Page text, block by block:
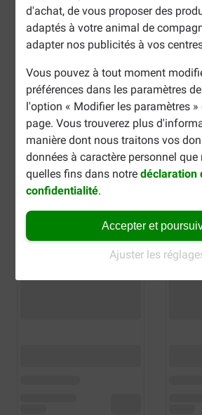
d'achat, de vous proposer des
adaptés à votre animal de
adapter nos publicités à vos
Vous pouvez à tout moment
préférences dans les paramètres
l'option « Modifier les paramètres »
page. Vous trouverez plus
manière dont nous traitons vos
données à caractère personnel
quelles fins dans notredéclaration
confidentialité.
Accepter et
Ajuster les